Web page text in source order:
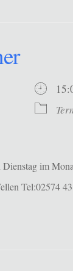
im
Tel:02574